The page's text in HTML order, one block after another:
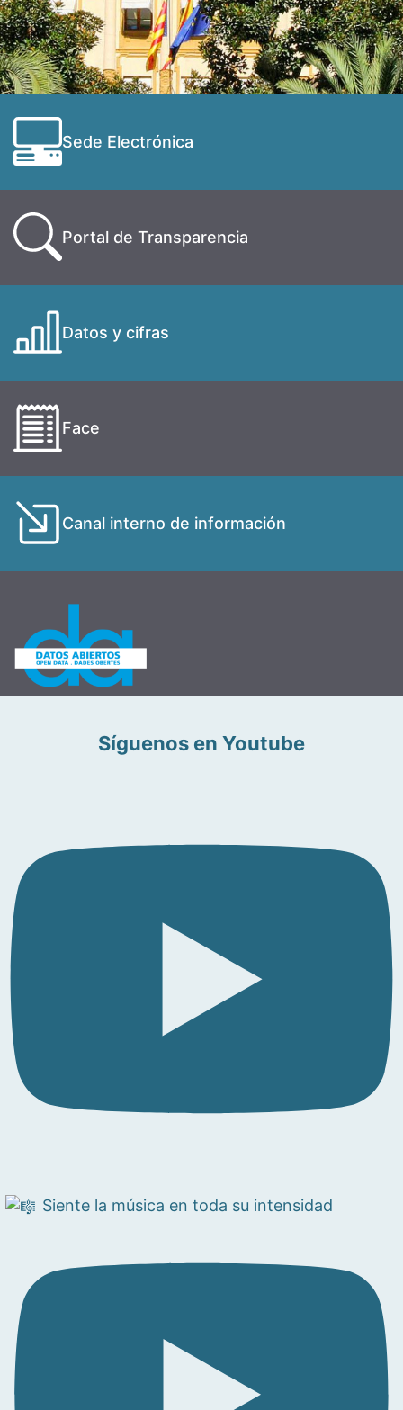
Sede Electrónica
Portal de Transparencia
Datos y cifras
Face
Canal interno de información
Síguenos en Youtube
Siente la música en toda su intensidad